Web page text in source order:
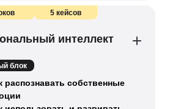
5 кейсов
интеллект
блок
распознавать собственные